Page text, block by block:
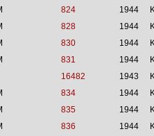
824 1944
828 1944
830 1944
831 1944
16482 1943
834 1944
835 1944
836 1944